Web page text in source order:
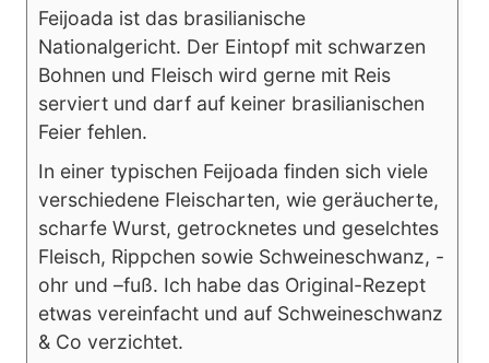
Feijoada ist das brasilianische
Nationalgericht. Der Eintopf mit schwarzen
Bohnen und Fleisch wird gerne mit Reis
serviert und darf auf keiner brasilianischen
Feier fehlen.
In einer typischen Feijoada finden sich viele
verschiedene Fleischarten, wie geräucherte,
scharfe Wurst, getrocknetes und geselchtes
Fleisch, Rippchen sowie Schweineschwanz, -
ohr und –fuß. Ich habe das Original-Rezept
etwas vereinfacht und auf Schweineschwanz
& Co verzichtet.